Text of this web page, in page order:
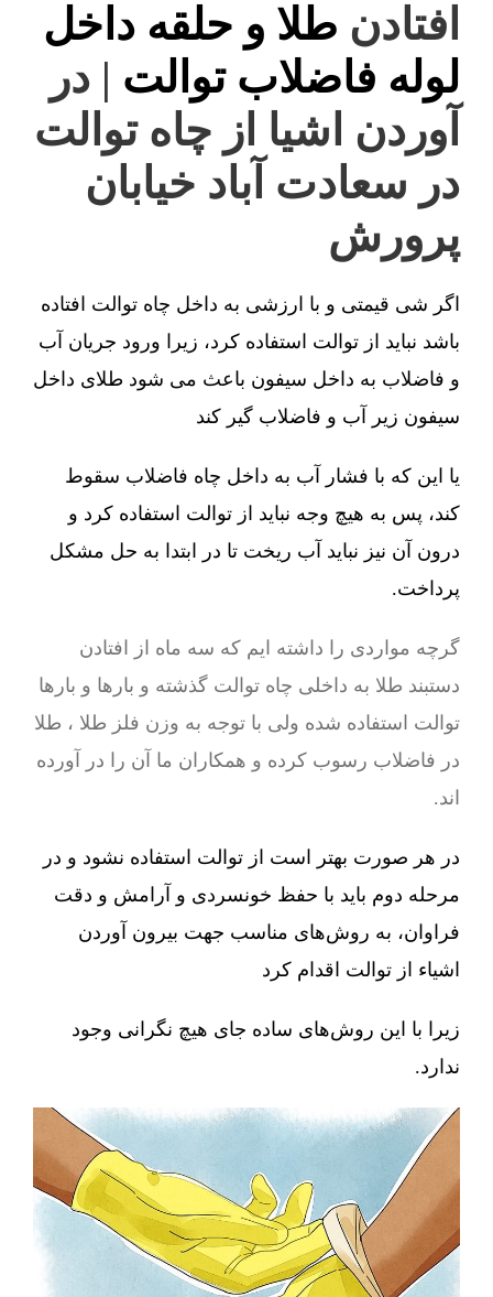
افتادن طلا و حلقه داخل
لوله فاضلاب توالت | در
آوردن اشیا از چاه توالت
در سعادت آباد خیابان
پرورش
اگر شی قیمتی و با ارزشی به داخل چاه توالت افتاده
باشد نباید از توالت استفاده کرد، زیرا ورود جریان آب
و فاضلاب به داخل سیفون باعث می شود طلای داخل
سیفون زیر آب و فاضلاب گیر کند
یا این که با فشار آب به داخل چاه فاضلاب سقوط
کند، پس به هیچ وجه نباید از توالت استفاده کرد و
درون آن نیز نباید آب ریخت تا در ابتدا به حل مشکل
پرداخت.
گرچه مواردی را داشته ایم که سه ماه از افتادن
دستبند طلا به داخلی چاه توالت گذشته و بارها و بارها
توالت استفاده شده ولی با توجه به وزن فلز طلا ، طلا
در فاضلاب رسوب کرده و همکاران ما آن را در آورده
اند.
در هر صورت بهتر است از توالت استفاده نشود و در
مرحله دوم باید با حفظ خونسردی و آرامش و دقت
فراوان، به روش‌های مناسب جهت بیرون آوردن
اشیاء از توالت اقدام کرد
زیرا با این روش‌های ساده جای هیچ نگرانی وجود
ندارد.